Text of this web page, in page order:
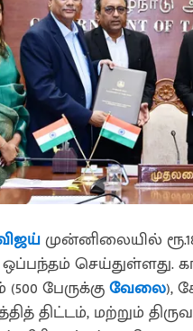
முன்னிலையில்
செய்துள்ளது.
பேருக்குவேலை),
திட்டம், மற்றும்